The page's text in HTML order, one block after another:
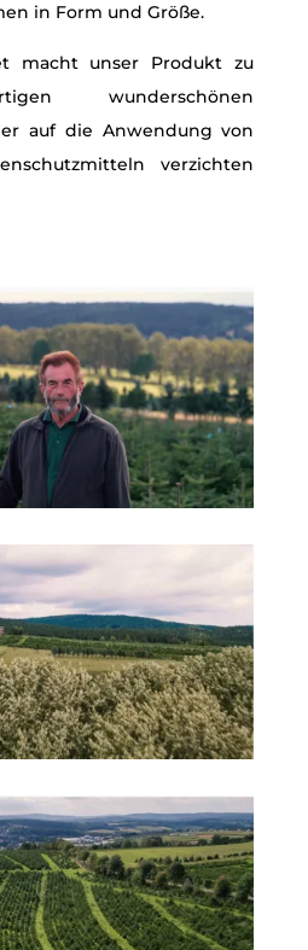
in Form und Größe.
macht unser Produkt zu
wunderschönen
auf die Anwendung von
verzichten